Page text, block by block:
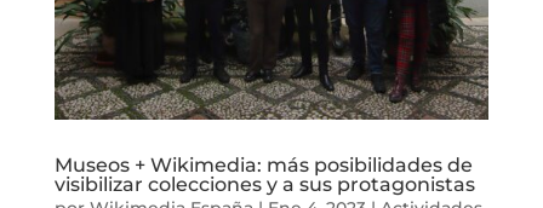
Museos + Wikimedia: más posibilidades de
visibilizar colecciones y a sus protagonistas